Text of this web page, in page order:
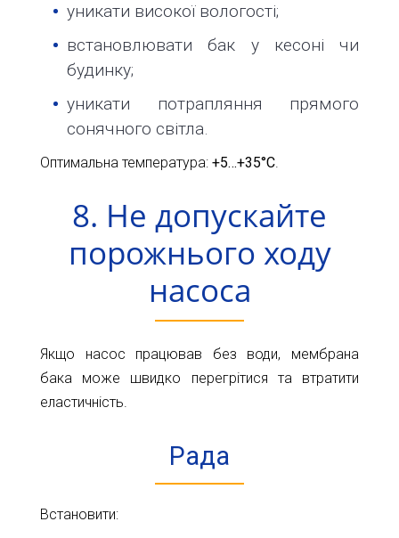
уникати високої вологості;
встановлювати бак у кесоні чи
будинку;
уникати потрапляння прямого
сонячного світла.
Оптимальна температура: +5…+35°C.
8. Не допускайте
порожнього ходу
насоса
Якщо насос працював без води, мембрана
бака може швидко перегрітися та втратити
еластичність.
Рада
Встановити: